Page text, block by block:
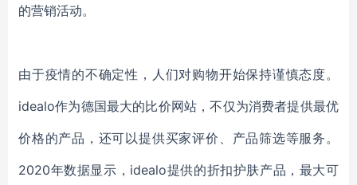
的营销活动。
由于疫情的不确定性，人们对购物开始保持谨慎态度。
idealo作为德国最大的比价网站，不仅为消费者提供最优
价格的产品，还可以提供买家评价、产品筛选等服务。
2020年数据显示， idealo提供的折扣护肤产品，最大可